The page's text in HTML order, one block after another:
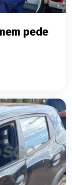
pede